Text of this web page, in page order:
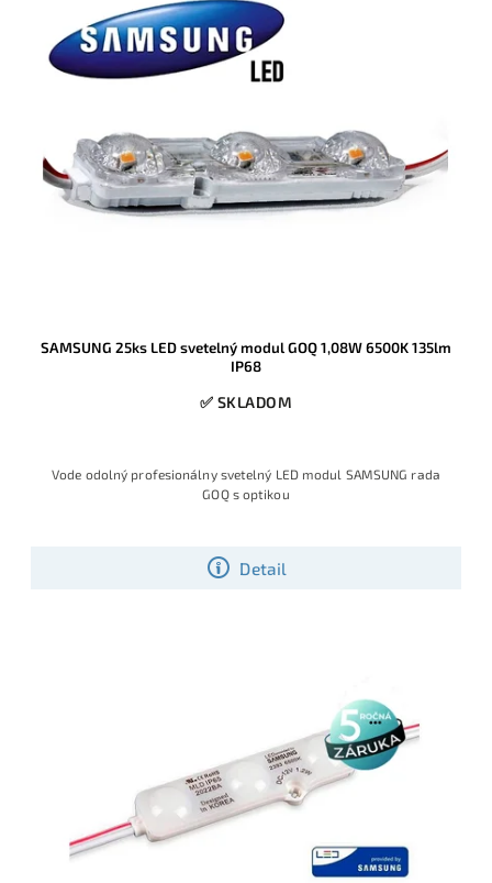
SAMSUNG 25ks LED svetelný modul GOQ 1,08W 6500K 135lm
IP68
✅ SKLADOM
Detail
Vode odolný profesionálny svetelný LED modul SAMSUNG rada
GOQ s optikou